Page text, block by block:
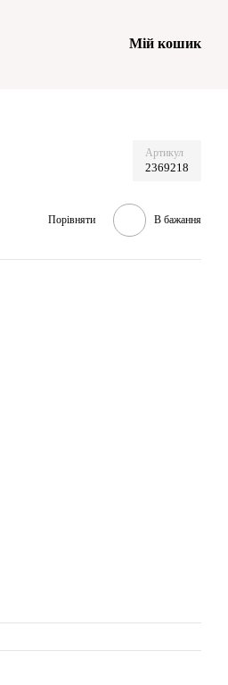
Мій кошик
Артикул
2369218
Порівняти В бажання